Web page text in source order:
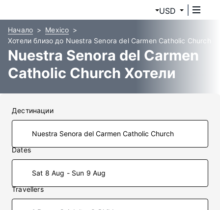
USD
Начало
Mexico
Хотели близо до Nuestra Senora del Carmen Catholic Church
Nuestra Senora del Carmen
Catholic Church Хотели
Дестинации
Dates
Sat 8 Aug - Sun 9 Aug
Travellers